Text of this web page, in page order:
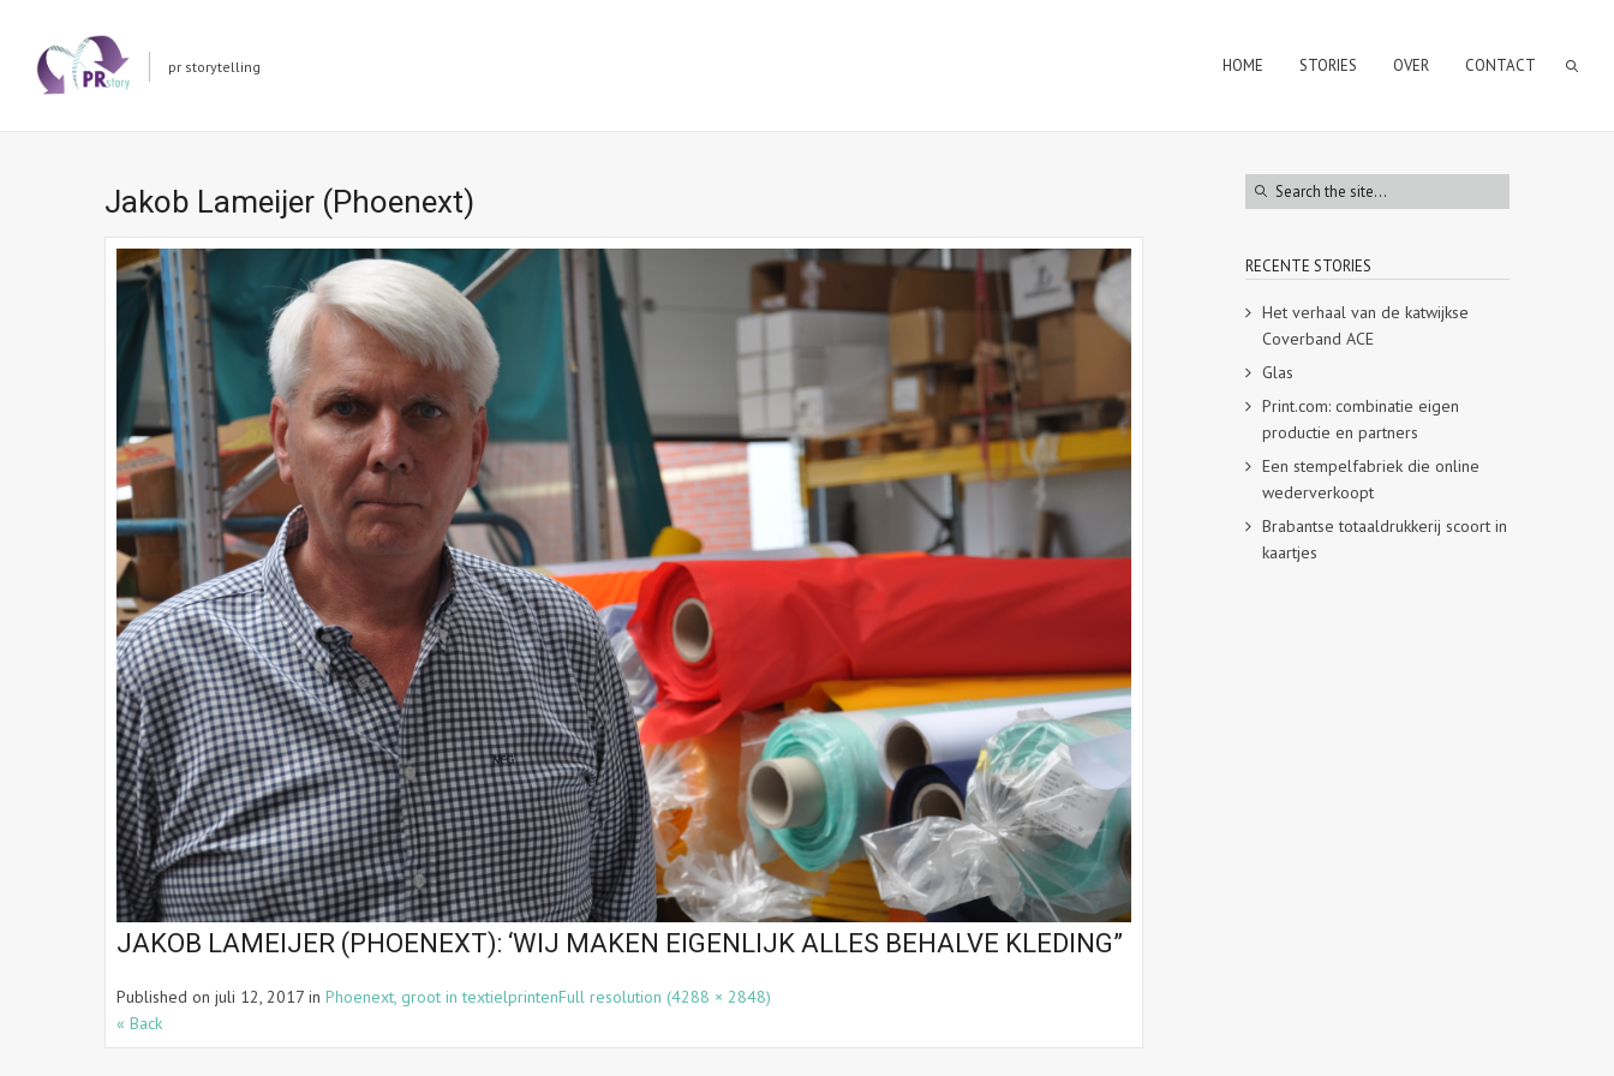
pr storytelling HOME STORIES OVER CONTACT
Jakob Lameijer (Phoenext)
JAKOB LAMEIJER (PHOENEXT): ‘WIJ MAKEN EIGENLIJK ALLES BEHALVE KLEDING”
Published on juli 12, 2017 in Phoenext, groot in textielprintenFull resolution (4288 × 2848)
« Back
RECENTE STORIES
Het verhaal van de katwijkse
Coverband ACE
Glas
Print.com: combinatie eigen
productie en partners
Een stempelfabriek die online
wederverkoopt
Brabantse totaaldrukkerij scoort in
kaartjes